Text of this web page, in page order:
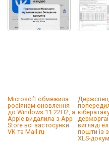
Microsoft обмежила
росіянам оновлення
до Windows 11 22H2, а
Apple видалила з App
Store всі застосунки
VK та Mail.ru
вигляді
пошти із
XLS-